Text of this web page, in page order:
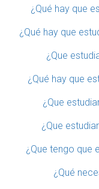
¿Qué hay que
¿Qué hay que
¿Que
¿Qué hay que
¿Que
¿Que
¿Que tengo que
¿Qué